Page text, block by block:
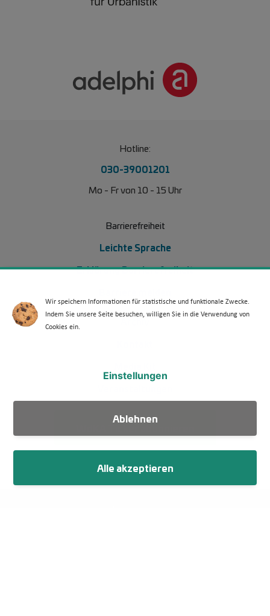
Hotline:
030-39001201
Mo - Fr von 10 - 15 Uhr
Barrierefreiheit
Leichte Sprache
Erklärung Barrierefreiheit
Footer Menü 2 (WdKA 26)
Archiv
Wir speichern Informationen für statistische und funktionale Zwecke.
Indem Sie unsere Seite besuchen, willigen Sie in die Verwendung von
Cookies ein.
Ablehnen
Einstellungen
Alle akzeptieren